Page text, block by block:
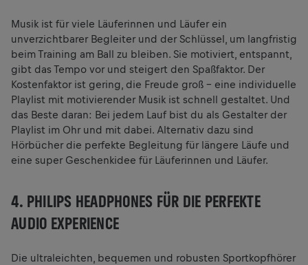
Musik ist für viele Läuferinnen und Läufer ein
unverzichtbarer Begleiter und der Schlüssel, um langfristig
beim Training am Ball zu bleiben. Sie motiviert, entspannt,
gibt das Tempo vor und steigert den Spaßfaktor. Der
Kostenfaktor ist gering, die Freude groß – eine individuelle
Playlist mit motivierender Musik ist schnell gestaltet. Und
das Beste daran: Bei jedem Lauf bist du als Gestalter der
Playlist im Ohr und mit dabei. Alternativ dazu sind
Hörbücher die perfekte Begleitung für längere Läufe und
eine super Geschenkidee für Läuferinnen und Läufer.
4. PHILIPS HEADPHONES FÜR DIE PERFEKTE
AUDIO EXPERIENCE
Die ultraleichten, bequemen und robusten Sportkopfhörer